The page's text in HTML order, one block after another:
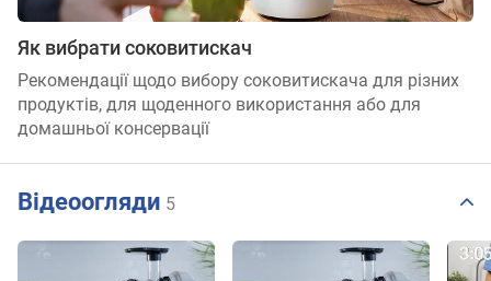
Як вибрати соковитискач
Рекомендації щодо вибору соковитискача для різних
продуктів, для щоденного використання або для
домашньої консервації
Відеоогляди 5